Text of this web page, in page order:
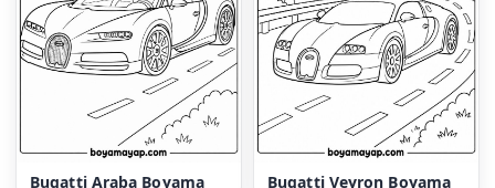
Bugatti Araba Boyama Bugatti Veyron Boyama